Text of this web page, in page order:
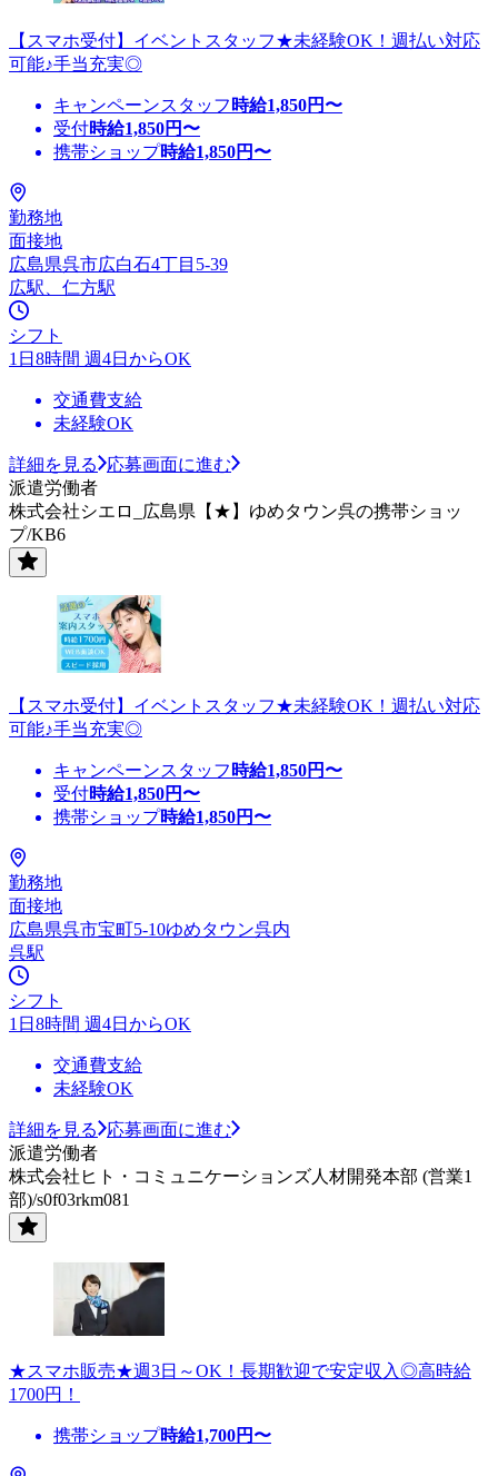
【スマホ受付】イベントスタッフ★未経験OK！週払い対応
可能♪手当充実◎
キャンペーンスタッフ 時給1,850円〜
受付時給1,850円〜
携帯ショップ時給1,850円〜
勤務地
面接地
広島県呉市広白石4丁目5-39
広駅、仁方駅
シフト
1日8時間 週4日からOK
交通費支給
未経験OK
詳細を見る
応募画面に進む
派遣労働者
株式会社シエロ_広島県【★】ゆめタウン呉の携帯ショッ
プ/KB6
【スマホ受付】イベントスタッフ★未経験OK！週払い対応
可能♪手当充実◎
キャンペーンスタッフ 時給1,850円〜
受付時給1,850円〜
携帯ショップ時給1,850円〜
勤務地
面接地
広島県呉市宝町5-10ゆめタウン呉内
呉駅
シフト
1日8時間 週4日からOK
交通費支給
未経験OK
詳細を見る
応募画面に進む
派遣労働者
株式会社ヒト・コミュニケーションズ人材開発本部 (営業1
部)/s0f03rkm081
★スマホ販売★週3日～OK！長期歓迎で安定収入◎高時給
1700円！
携帯ショップ時給1,700円〜